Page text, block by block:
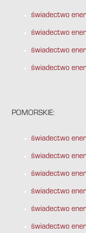
świadectwo
świadectwo
świadectwo
świadectwo
POMORSKIE:
świadectwo
świadectwo
świadectwo
świadectwo
świadectwo
świadectwo